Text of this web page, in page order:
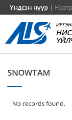
Үндсэн нүүр |
SNOWTAM
No records found.